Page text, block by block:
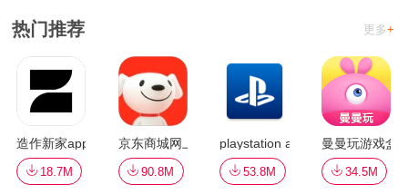
热门推荐 更多+
造作新家app
18.7M
京东商城网上购物
90.8M
playstation app最新版(ps app)
53.8M
曼曼玩游戏盒
34.5M